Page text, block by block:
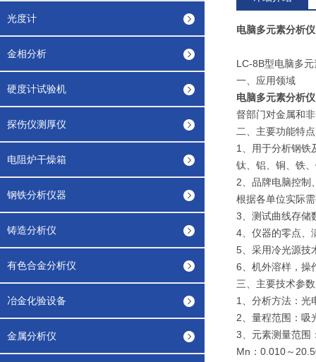
光度计
金相分析
硬度计试验机
探伤仪测厚仪
电阻炉干燥箱
钢铁分析仪器
铸造分析仪
有色合金分析仪
冶金化验设备
金属分析仪
电脑多元素分析
LC-8B型电脑多
一、应用领域
电脑多元素分析
督部门对金属和
二、主要功能特点
1、用于分析钢铁
钛、铝、铜、铁
2、品牌电脑控制
根据各单位实际
3、测试曲线存储
4、仪器的零点、
5、采用冷光源技
6、机外溶样，操
三、主要技术参数
1、分析方法：光
2、量程范围：吸
3、元素测量范围
Mn：0.010～